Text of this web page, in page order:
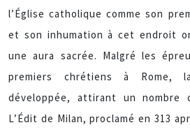
l’Église catholique comme son
et son inhumation à cet endroit
une aura sacrée. Malgré les
premiers chrétiens à Rome,
développée, attirant un nombre
L’Édit de Milan, proclamé en 313